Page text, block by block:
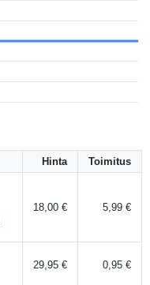
Hinta Toimitus
18,00 € 5,99 €
29,95 € 0,95 €